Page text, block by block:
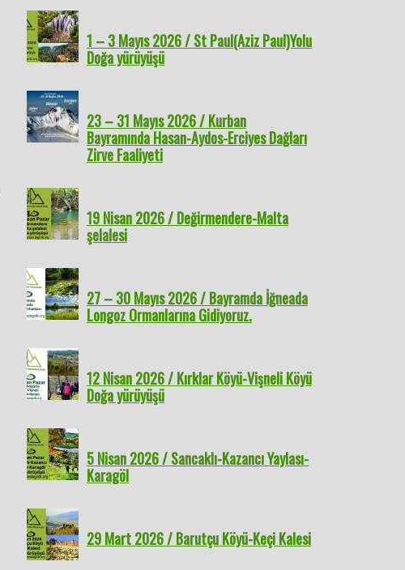
1 – 3 Mayıs 2026 / St Paul(Aziz Paul)Yolu
Doğa yürüyüşü
23 – 31 Mayıs 2026 / Kurban
Bayramında Hasan-Aydos-Erciyes Dağları
Zirve Faaliyeti
19 Nisan 2026 / Değirmendere-Malta
şelalesi
27 – 30 Mayıs 2026 / Bayramda İğneada
Longoz Ormanlarına Gidiyoruz.
12 Nisan 2026 / Kırklar Köyü-Vişneli Köyü
Doğa yürüyüşü
5 Nisan 2026 / Sancaklı-Kazancı Yaylası-
Karagöl
29 Mart 2026 / Barutçu Köyü-Keçi Kalesi